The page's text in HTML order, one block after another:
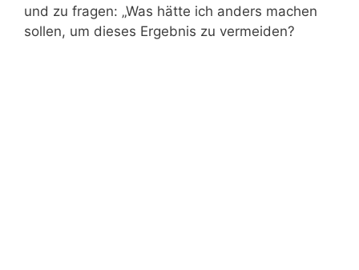
und zu fragen: „Was hätte ich anders machen
sollen, um dieses Ergebnis zu vermeiden?